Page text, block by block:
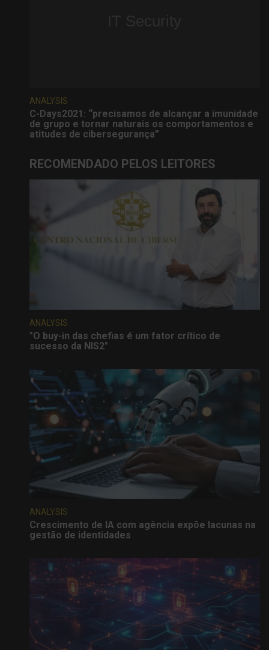
ANALYSIS
C-Days2021: “precisamos de alcançar a imunidade
de grupo e tornar naturais os comportamentos e
atitudes de cibersegurança”
RECOMENDADO PELOS LEITORES
ANALYSIS
"O buy-in das chefias é um fator crítico de
sucesso da NIS2"
ANALYSIS
Crescimento de IA com agência expõe lacunas na
gestão de identidades